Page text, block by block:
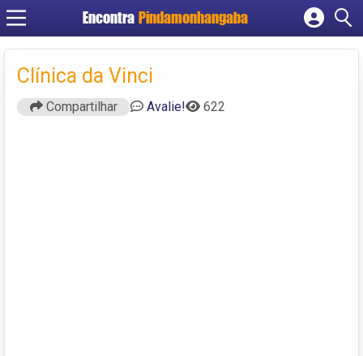
Encontra Pindamonhangaba
Cadastrar empresa
Clínica da Vinci
Compartilhar Avalie! 622